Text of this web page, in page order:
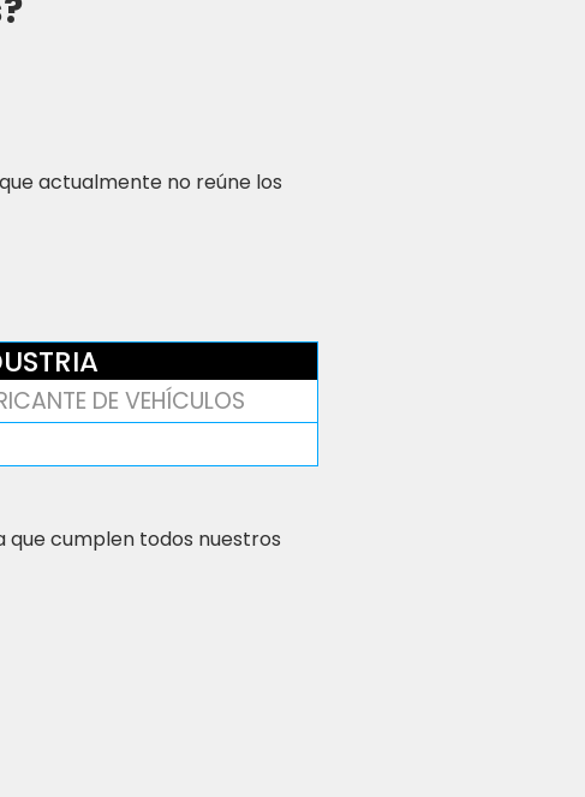
actualmente no reúne los
DE VEHÍCULOS
cumplen todos nuestros